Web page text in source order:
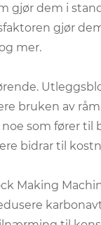
gjør dem i
gjør
mer.
bruken av
som fører til
bidrar til
Making